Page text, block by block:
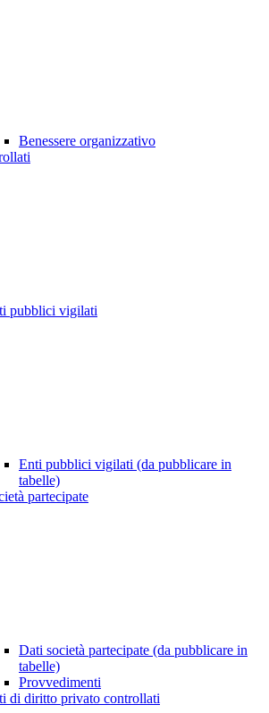
Benessere organizzativo
pubblici vigilati
Enti pubblici vigilati (da pubblicare in
tabelle)
partecipate
Dati società partecipate (da pubblicare in
tabelle)
Provvedimenti
di diritto privato controllati